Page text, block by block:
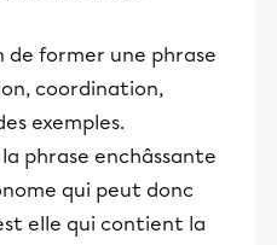
de former une phrase
coordination,
exemples.
phrase enchâssante
qui peut donc
elle qui contient la